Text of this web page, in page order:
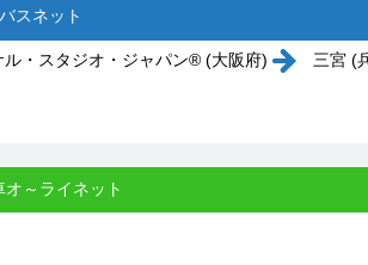
スネット
ル・スタジオ・ジャパン® (大阪府)
三宮 (
オ～ライネット